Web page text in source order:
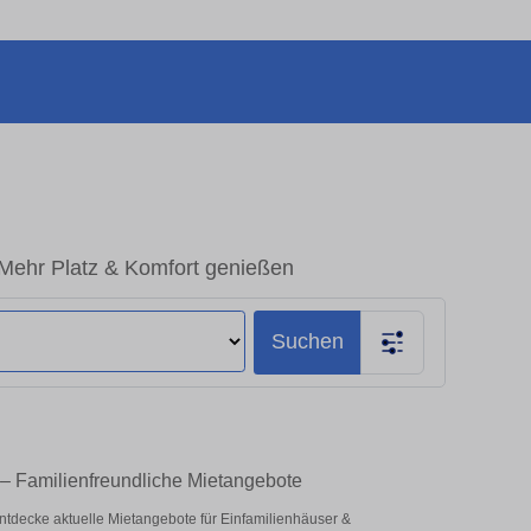
Platz & Komfort genießen
Suchen
Familienfreundliche Mietangebote
aktuelle Mietangebote für Einfamilienhäuser &